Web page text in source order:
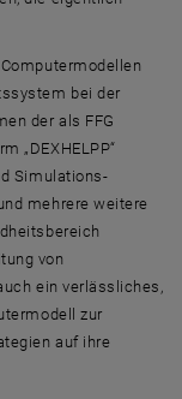
bei der
der als FFG
„ DEXHELPP“
Simulations-
mehrere weitere
von
ein verlässliches,
zur
auf ihre